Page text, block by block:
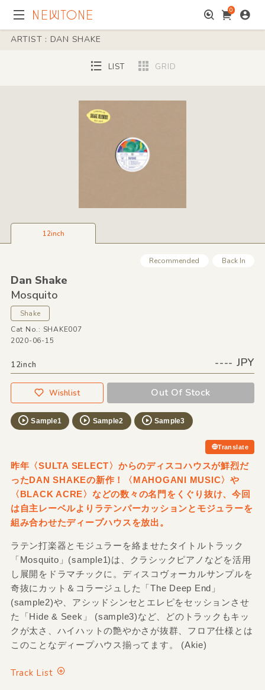
0
ARTIST : DAN SHAKE
LIST GRID
12inch
Recommended Back In
Dan Shake
Mosquito
Shake
Cat No.: SHAKE007
2020-06-15
12inch ---- JPY
Wishlist Out Of Stock
Sample1 Sample2 Sample3
Translate
昨年〈SULTA SELECT〉からのディスコハウスが鮮烈だ
ったDAN SHAKEの新作！〈MAHOGANI MUSIC〉や
〈BLACK ACRE〉などの数々の名門をくぐり抜け、今回
は自主レーベルよりラテンパーカッションとモジュラーを
組み合わせたディープハウスを放出。
ラテン打楽器とモジュラーを絡ませたタイトルトラック
「Mosquito」(sample1)は、クラシックピアノなどを活用
し展開をドラマチックに。ディスコヴォーカルサンプルを
奇抜にカット＆コラージュした「The Deep End」
(sample2)や、アシッドシンセとエレピをセッションさせ
た「Hide & Seek」 (sample3)など、どのトラックもキッ
クが太さ、ハイハットの艶やかさが抜群、フロア仕様とは
このことなディープハウス揃ってます。 (Akie)
Track List